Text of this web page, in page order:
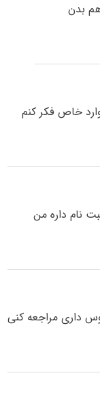
بدن
خاص فکر کنم
نام داره من
داری مراجعه کنی